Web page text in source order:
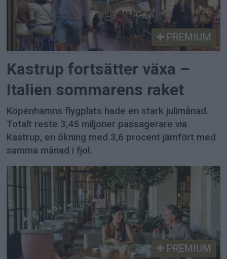
PREMIUM
Kastrup fortsätter växa –
Italien sommarens raket
Köpenhamns flygplats hade en stark julimånad.
Totalt reste 3,45 miljoner passagerare via
Kastrup, en ökning med 3,6 procent jämfört med
samma månad i fjol.
PREMIUM